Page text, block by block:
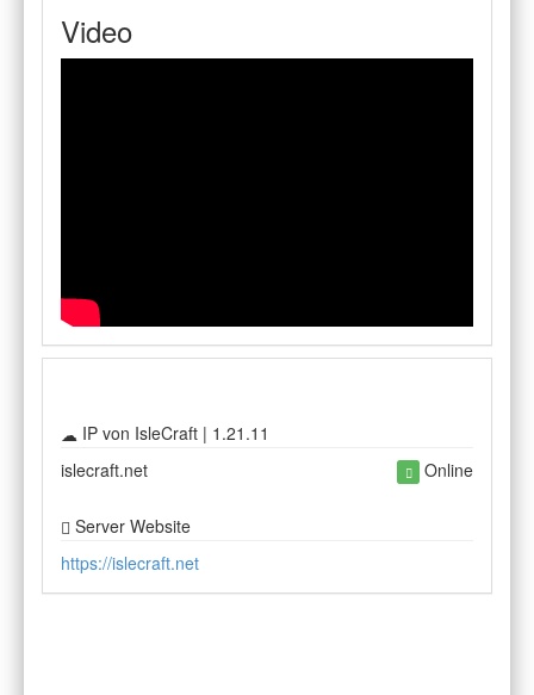
Video
IP von IsleCraft | 1.21.11
islecraft.net
Online
Server Website
https://islecraft.net